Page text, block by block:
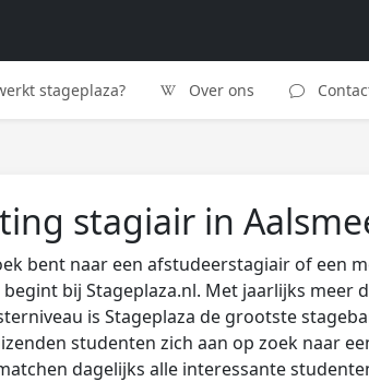
stageplaza? Over ons
stagiair in
bent naar een afstudeerstagiair of een
bij Stageplaza.nl. Met jaarlijks meer
is Stageplaza de grootste
studenten zich aan op zoek naar
dagelijks alle interessante